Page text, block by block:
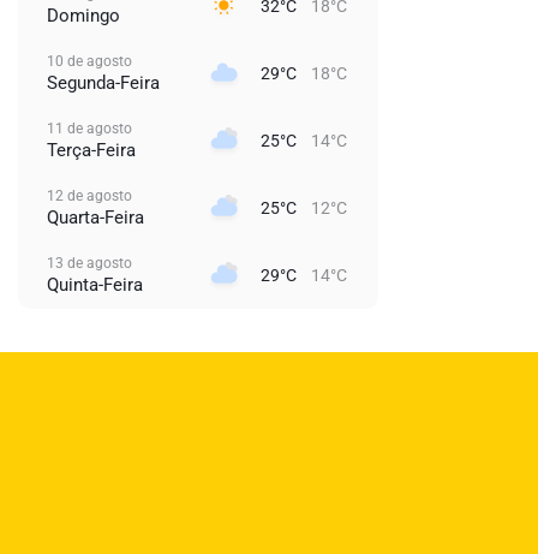
Domingo 32°C 18°C
10 de agosto
Segunda-Feira 29°C 18°C
11 de agosto
Terça-Feira 25°C 14°C
12 de agosto
Quarta-Feira 25°C 12°C
13 de agosto
Quinta-Feira 29°C 14°C